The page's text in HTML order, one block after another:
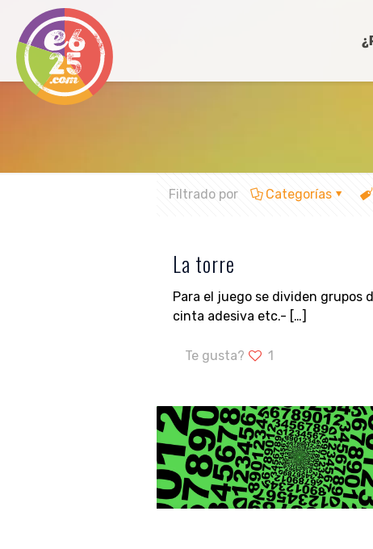
Filtrado por Categorías
La torre
Para el juego se dividen grupos
cinta adesiva etc.- […]
Te gusta? 1